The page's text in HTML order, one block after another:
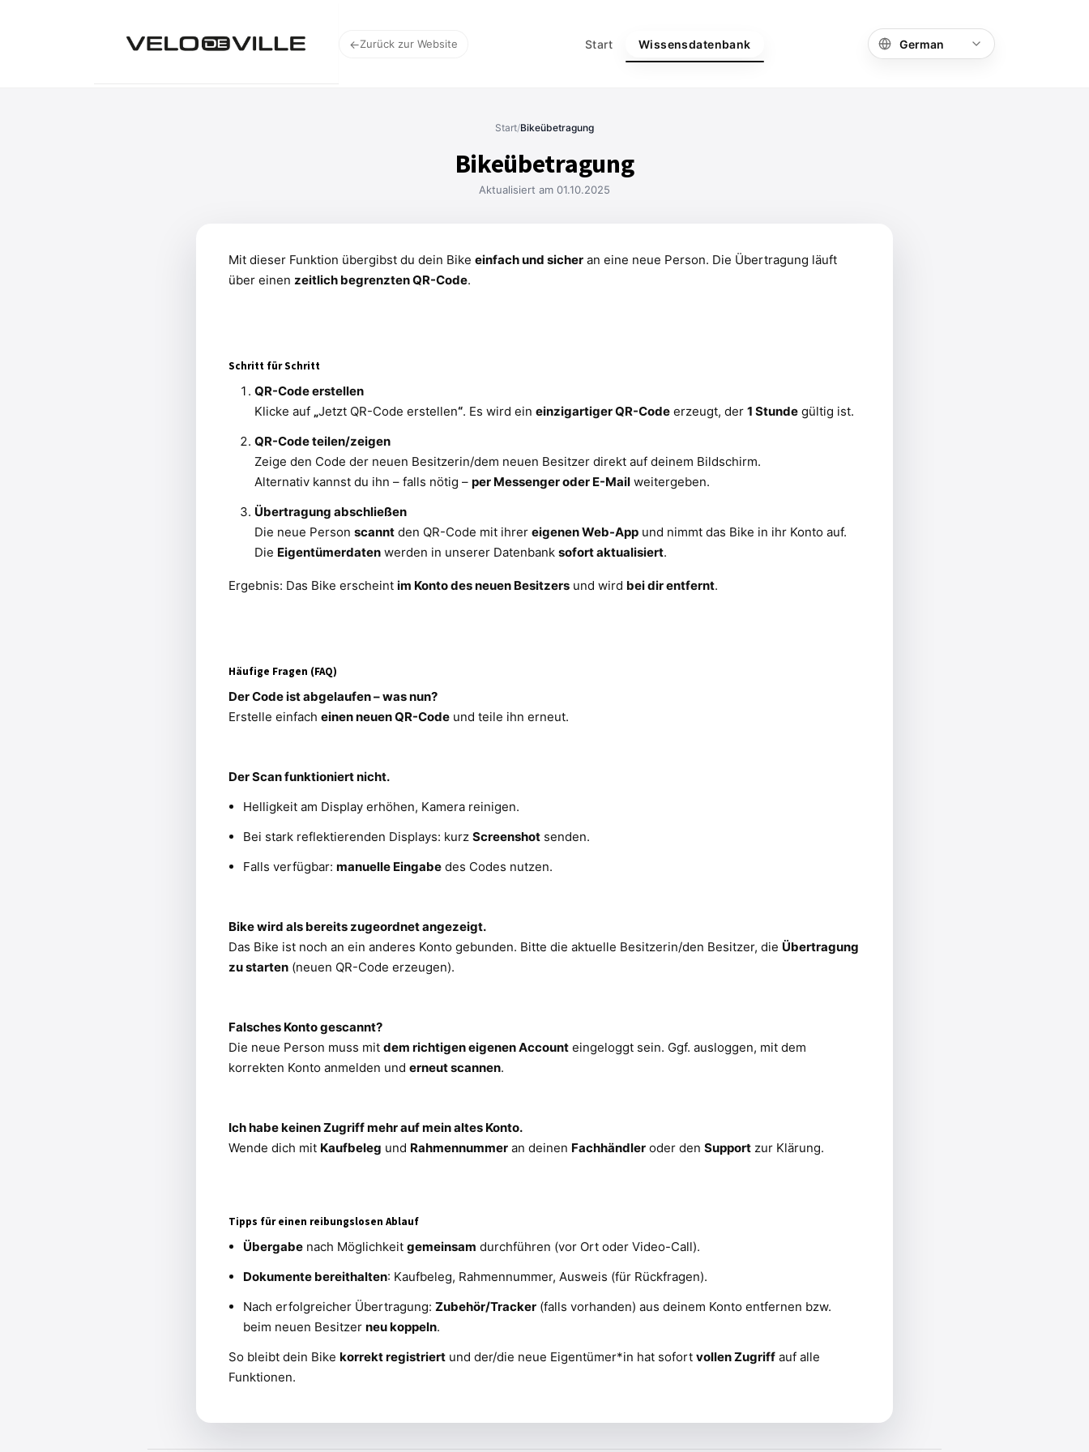
←Zurück zur Website Start Wissensdatenbank
Start/Bikeübetragung
Bikeübetragung
Aktualisiert am 01.10.2025
Mit dieser Funktion übergibst du dein Bike einfach und sicher an eine neue Person. Die Übertragung läuft
über einen zeitlich begrenzten QR-Code.
Schritt für Schritt
QR-Code erstellen
Klicke auf „Jetzt QR-Code erstellen“. Es wird ein einzigartiger QR-Code erzeugt, der 1 Stunde gültig ist.
QR-Code teilen/zeigen
Zeige den Code der neuen Besitzerin/dem neuen Besitzer direkt auf deinem Bildschirm.
Alternativ kannst du ihn – falls nötig – per Messenger oder E-Mail weitergeben.
Übertragung abschließen
Die neue Person scannt den QR-Code mit ihrer eigenen Web-App und nimmt das Bike in ihr Konto auf.
Die Eigentümerdaten werden in unserer Datenbank sofort aktualisiert.
Ergebnis: Das Bike erscheint im Konto des neuen Besitzers und wird bei dir entfernt.
Häufige Fragen (FAQ)
Der Code ist abgelaufen – was nun?
Erstelle einfach einen neuen QR-Code und teile ihn erneut.
Der Scan funktioniert nicht.
Helligkeit am Display erhöhen, Kamera reinigen.
Bei stark reflektierenden Displays: kurz Screenshot senden.
Falls verfügbar: manuelle Eingabe des Codes nutzen.
Bike wird als bereits zugeordnet angezeigt.
Das Bike ist noch an ein anderes Konto gebunden. Bitte die aktuelle Besitzerin/den Besitzer, die Übertragung
zu starten (neuen QR-Code erzeugen).
Falsches Konto gescannt?
Die neue Person muss mit dem richtigen eigenen Account eingeloggt sein. Ggf. ausloggen, mit dem
korrekten Konto anmelden und erneut scannen.
Ich habe keinen Zugriff mehr auf mein altes Konto.
Wende dich mit Kaufbeleg und Rahmennummer an deinen Fachhändler oder den Support zur Klärung.
Tipps für einen reibungslosen Ablauf
Übergabe nach Möglichkeit gemeinsam durchführen (vor Ort oder Video-Call).
Dokumente bereithalten: Kaufbeleg, Rahmennummer, Ausweis (für Rückfragen).
Nach erfolgreicher Übertragung: Zubehör/Tracker (falls vorhanden) aus deinem Konto entfernen bzw.
beim neuen Besitzer neu koppeln.
So bleibt dein Bike korrekt registriert und der/die neue Eigentümer*in hat sofort vollen Zugriff auf alle
Funktionen.